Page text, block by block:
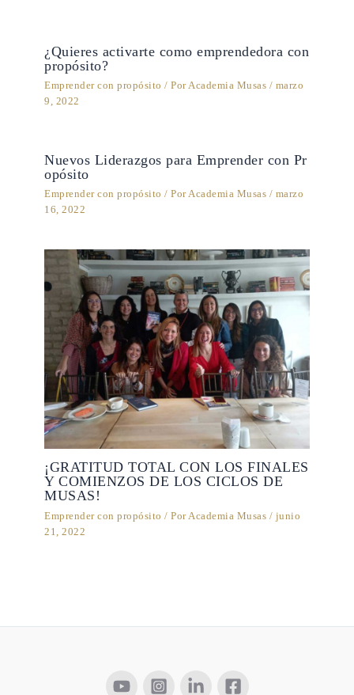
¿Quieres activarte como emprendedora con
propósito?
Emprender con propósito / PorAcademia Musas / marzo
9, 2022
Nuevos Liderazgos para Emprender con Pr
opósito
Emprender con propósito / PorAcademia Musas / marzo
16, 2022
¡GRATITUD TOTAL CON LOS FINALES
Y COMIENZOS DE LOS CICLOS DE
MUSAS!
Emprender con propósito / Por Academia Musas / junio
21, 2022